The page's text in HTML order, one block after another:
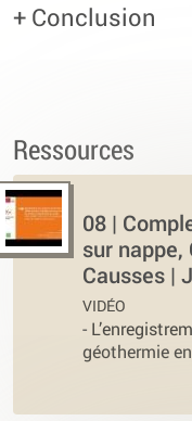
+ Conclusion
Ressources
08 |
sur
Causses |
VIDÉO
-
géothermie